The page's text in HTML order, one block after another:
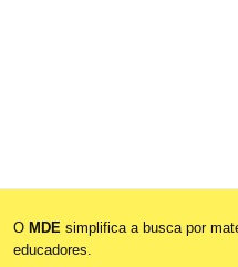
O MDE simplifica a busca por
educadores.